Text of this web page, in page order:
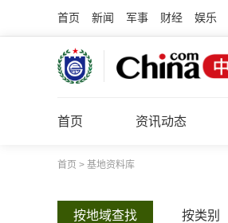
首页 新闻 军事 财经 娱乐
首页 资讯动态
首页 > 基地资料库
按地域查找 按类别